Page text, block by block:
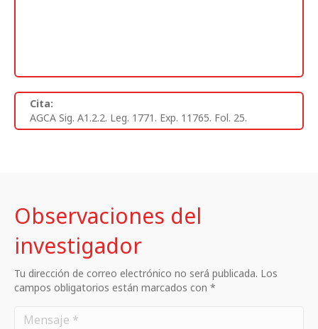
Cita:
AGCA Sig. A1.2.2. Leg. 1771. Exp. 11765. Fol. 25.
Observaciones del
investigador
Tu dirección de correo electrónico no será publicada. Los
campos obligatorios están marcados con *